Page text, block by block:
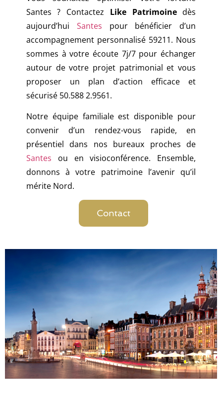
Santes ? Contactez Like Patrimoinedès
aujourd’hui Santes pour bénéficier d’un
accompagnement personnalisé 59211. Nous
sommes à votre écoute 7j/7 pour échanger
autour de votre projet patrimonial et vous
proposer un plan d’action efficace et
sécurisé 50.588 2.9561.
Notre équipe familiale est disponible pour
convenir d’un rendez-vous rapide, en
présentiel dans nos bureaux proches de
Santes ou en visioconférence. Ensemble,
donnons à votre patrimoine l’avenir qu’il
mérite Nord.
Contact